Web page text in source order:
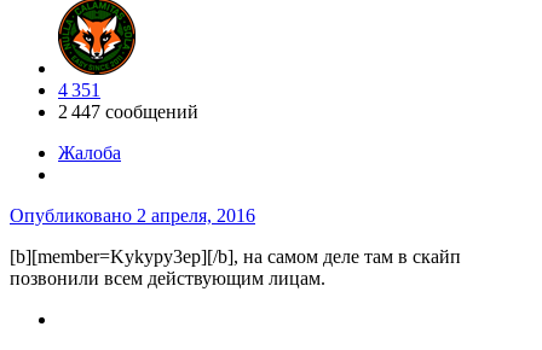
4 351
2 447 сообщений
Жалоба
Опубликовано 2 апреля, 2016
[b][member=Kykypy3ep][/b], на самом деле там в скайп
позвонили всем действующим лицам.